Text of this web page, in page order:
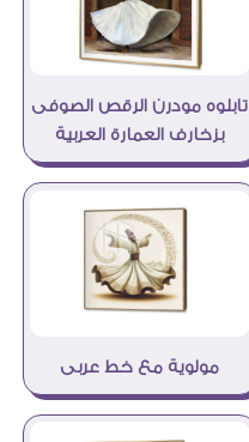
تابلوه مودرن الرقص الصوفى
بزخارف العمارة العربية
مولوية مع خط عربى